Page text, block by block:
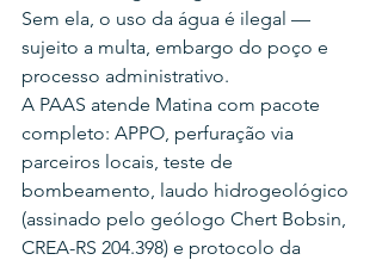
Sem ela, o uso da água é ilegal —
sujeito a multa, embargo do poço e
processo administrativo.
A PAAS atende Matina com pacote
completo: APPO, perfuração via
parceiros locais, teste de
bombeamento, laudo hidrogeológico
(assinado pelo geólogo Chert Bobsin,
CREA-RS 204.398) e protocolo da